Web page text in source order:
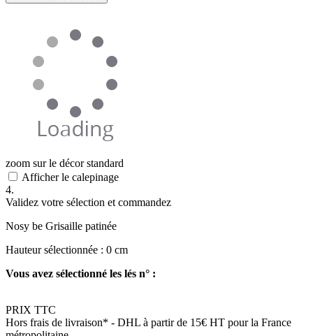
zoom sur le décor standard
Afficher le calepinage
4.
Validez votre sélection et commandez
Nosy be Grisaille patinée
Hauteur sélectionnée : 0 cm
Vous avez sélectionné les lés n° :
PRIX TTC
Hors frais de livraison* - DHL à partir de 15€ HT pour la France